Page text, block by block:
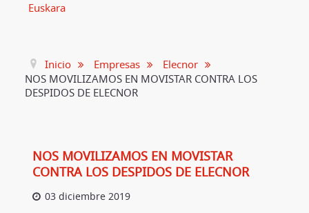
Euskara
Inicio Empresas
Elecnor
NOS MOVILIZAMOS EN MOVISTAR CONTRA LOS
DESPIDOS DE ELECNOR
NOS MOVILIZAMOS EN MOVISTAR
CONTRA LOS DESPIDOS DE ELECNOR
03 diciembre 2019